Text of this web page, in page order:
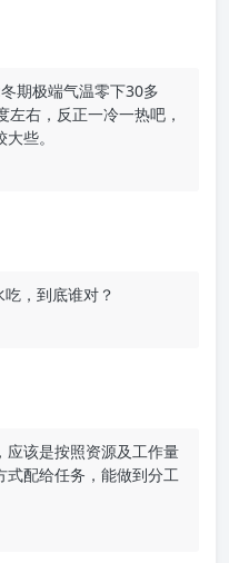
期极端气温零下30多
左右，反正一冷一热吧，
些。
，到底谁对？
应该是按照资源及工作量
式配给任务，能做到分工